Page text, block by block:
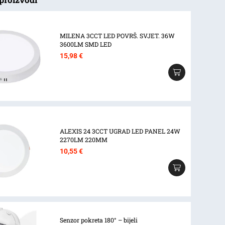
MILENA 3CCT LED POVRŠ. SVJET. 36W
3600LM SMD LED
15,98€
ALEXIS 24 3CCT UGRAD LED PANEL 24W
2270LM 220MM
10,55€
Senzor pokreta 180° – bijeli